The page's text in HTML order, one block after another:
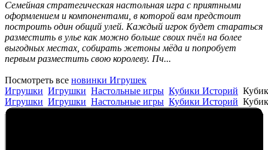
Семейная стратегическая настольная игра с приятными
оформлением и компонентами, в которой вам предстоит
построить один общий улей. Каждый игрок будет стараться
разместить в улье как можно больше своих пчёл на более
выгодных местах, собирать жетоны мёда и попробует
первым разместить свою королеву. Пч...
Посмотреть все новинки Игрушек
Игрушки Игрушки Настольные игры Кубики Историй
Игрушки Игрушки Настольные игры Кубики Историй